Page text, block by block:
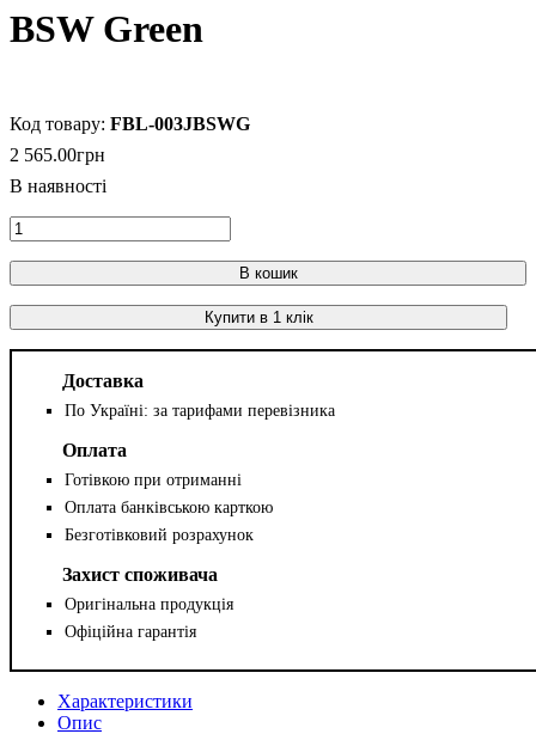
BSW Green
FBL-003JBSWG
2 565.00грн
В кошик
Купити в 1 клік
Доставка
По Україні: за тарифами перевізника
Оплата
Готівкою при отриманні
Оплата банківською карткою
Безготівковий розрахунок
Захист споживача
Оригінальна продукція
Офіційна гарантія
Характеристики
Опис